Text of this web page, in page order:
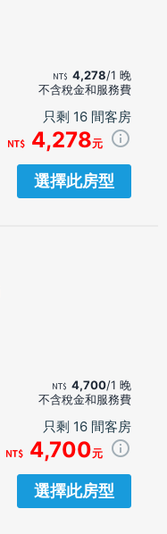
4,278/1 晚
不含稅金和服務費
只剩 16 間客房
4,278元
選擇此房型
4,700/1 晚
不含稅金和服務費
只剩 16 間客房
4,700元
選擇此房型